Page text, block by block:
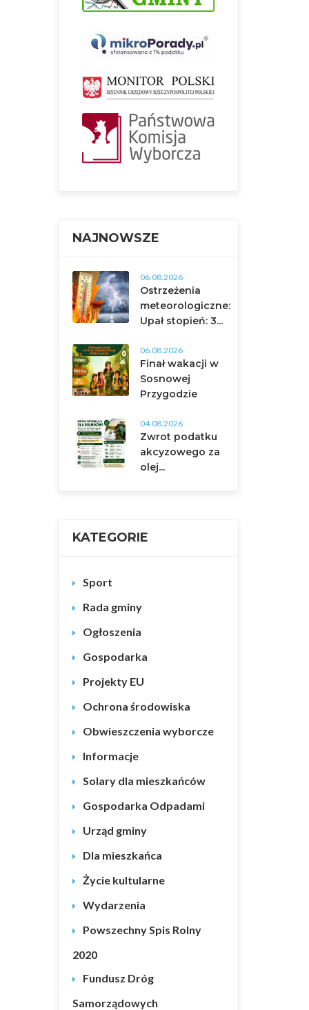
NAJNOWSZE
06.08.2026
Ostrzeżenia
meteorologiczne:
Upał stopień: 3...
06.08.2026
Finał wakacji w
Sosnowej
Przygodzie
04.08.2026
Zwrot podatku
akcyzowego za
olej...
KATEGORIE
Sport
Rada gminy
Ogłoszenia
Gospodarka
Projekty EU
Ochrona środowiska
Obwieszczenia wyborcze
Informacje
Solary dla mieszkańców
Gospodarka Odpadami
Urząd gminy
Dla mieszkańca
Życie kultularne
Wydarzenia
Powszechny Spis Rolny
2020
Fundusz Dróg
Samorządowych